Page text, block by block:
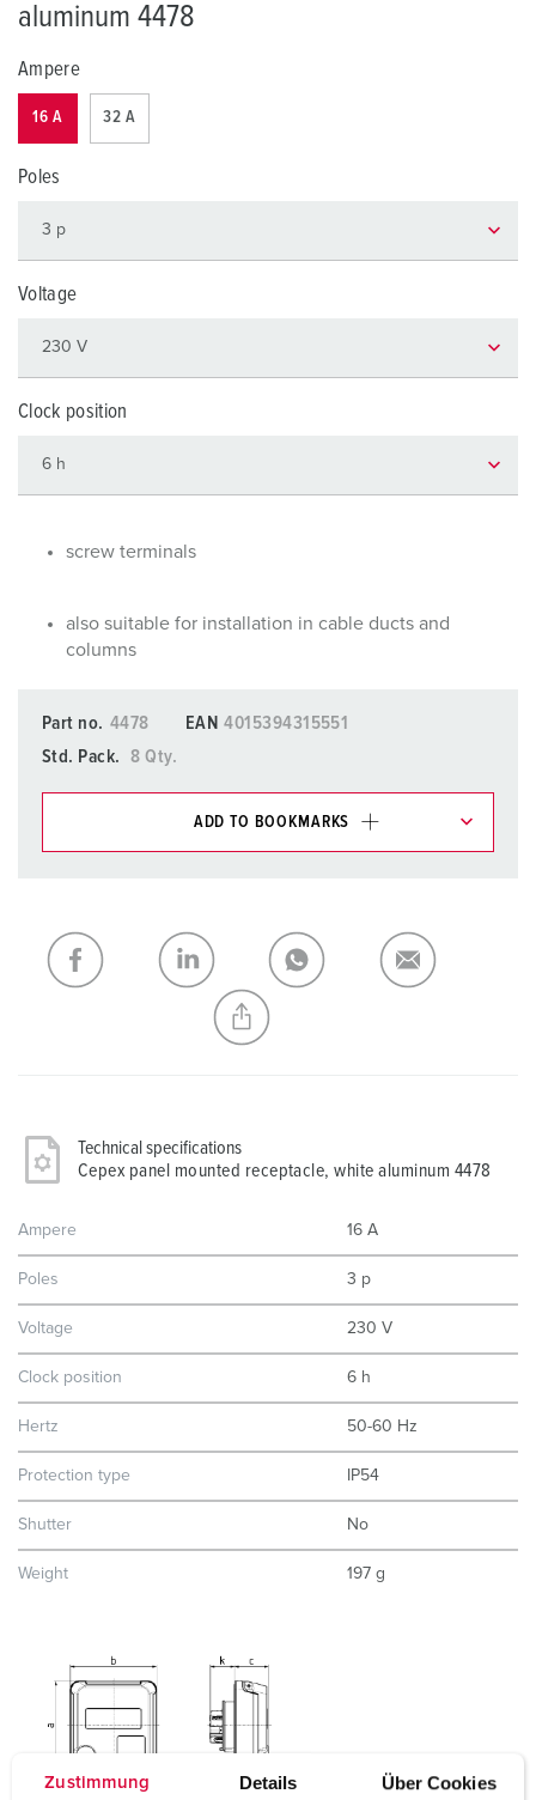
Zustimmung Details Über Cookies
aluminum 4478
Ampere
16 A 32 A
Poles
Voltage
Clock position
screw terminals
also suitable for installation in cable ducts and
columns
Part no. 4478 EAN 4015394315551
Std. Pack.
8 Qty.
ADD TO BOOKMARKS
My list ADD
CREATE A NEW LIST
Technical specifications
Cepex panel mounted receptacle, white aluminum 4478
Ampere 16 A
Poles 3 p
Voltage 230 V
Clock position 6 h
Hertz 50-60 Hz
Protection type IP54
Shutter No
Weight 197 g